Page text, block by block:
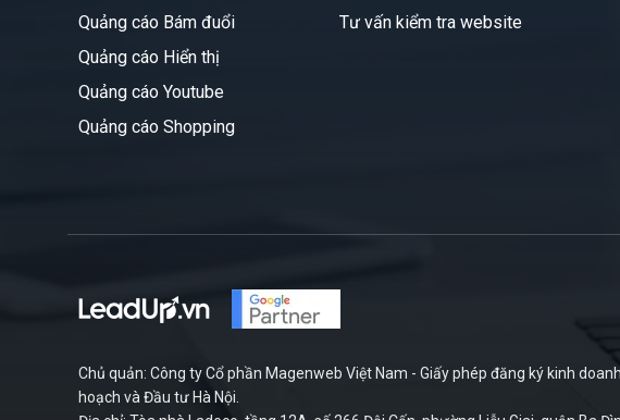
Quảng cáo Bám đuổi
Quảng cáo Hiển thị
Quảng cáo Youtube
Quảng cáo Shopping
Tư vấn kiểm tra website
Chủ quản: Công ty Cổ phần Magenweb Việt Nam - Giấy phép đăng ký kinh
hoạch và Đầu tư Hà Nội.